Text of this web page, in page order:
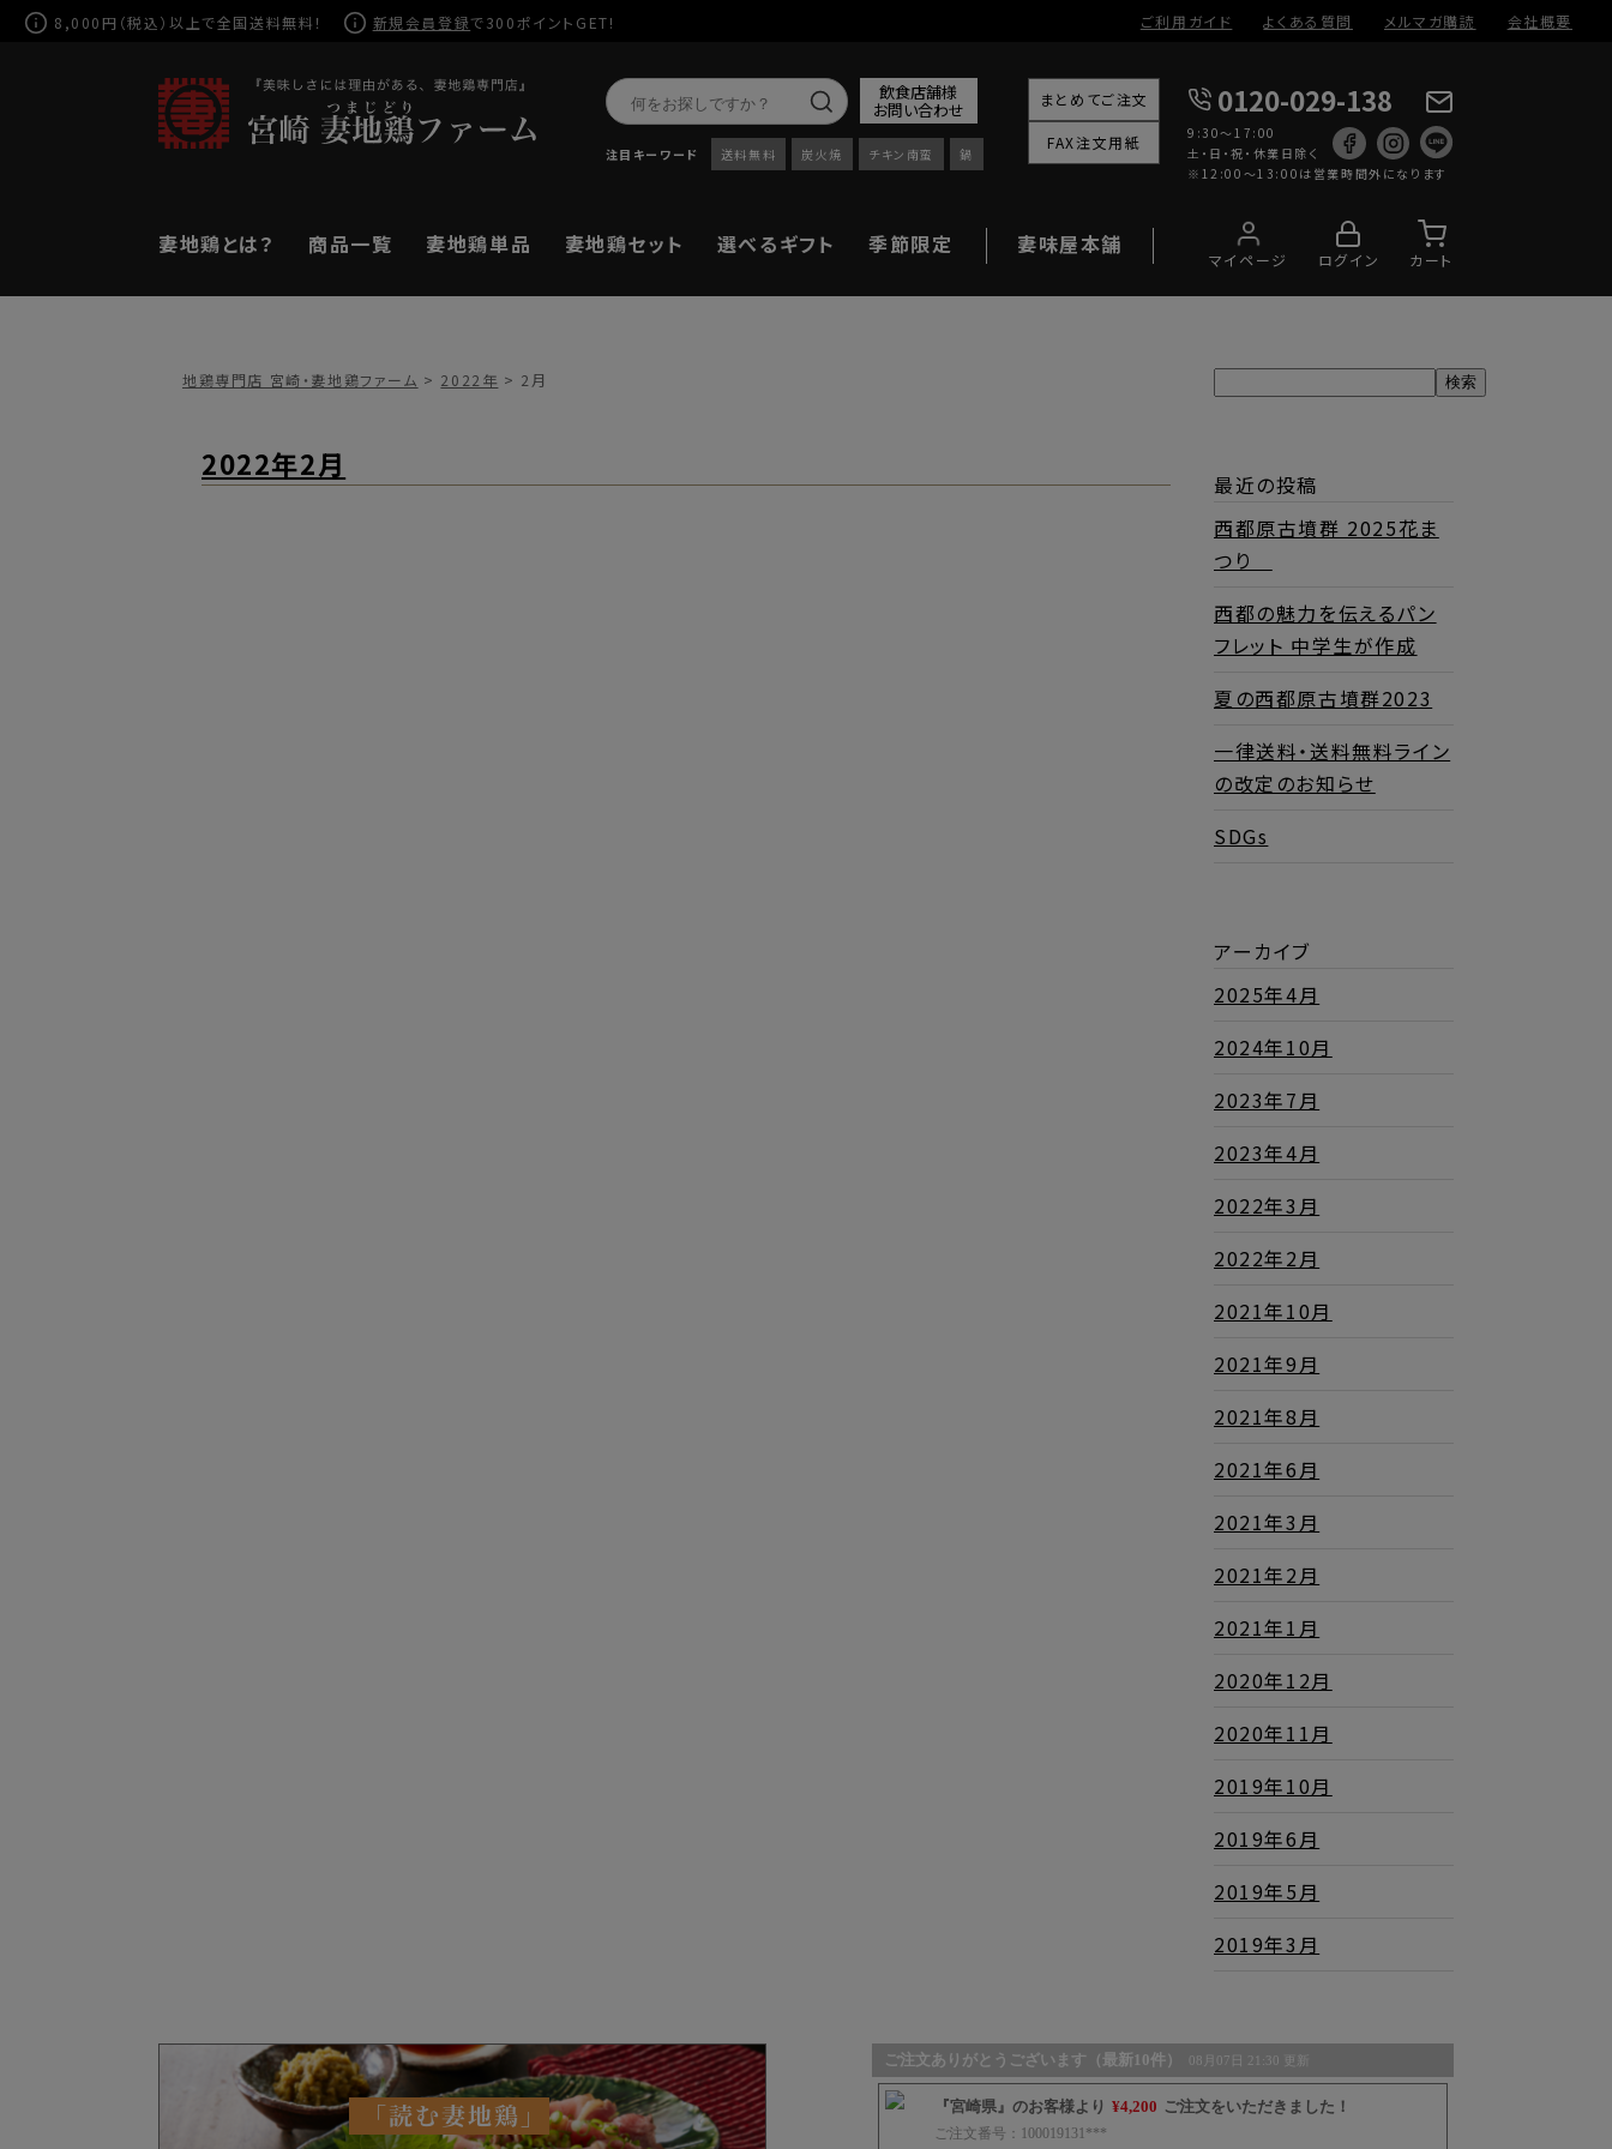
8,000円（税込）以上で全国送料無料！ 新規会員登録で300ポイントGET! ご利用ガイド よくある質問 メルマガ購読 会社概要
飲食店舗様
お問い合わせ
注目キーワード 送料無料 炭火焼 チキン南蛮 鍋
まとめてご注文
FAX注文用紙
0120-029-138
9:30～17:00
土・日・祝・休業日除く
※12:00〜13:00は営業時間外になります
妻地鶏とは？ 商品一覧 妻地鶏単品 妻地鶏セット 選べるギフト 季節限定 妻味屋本舗
マイページ ログイン カート
最近の投稿
西都原古墳群 2025花ま
つり
西都の魅力を伝えるパン
フレット 中学生が作成
夏の西都原古墳群2023
一律送料・送料無料ライン
の改定のお知らせ
SDGs
アーカイブ
2025年4月
2024年10月
2023年7月
2023年4月
2022年3月
2022年2月
2021年10月
2021年9月
2021年8月
2021年6月
2021年3月
2021年2月
2021年1月
2020年12月
2020年11月
2019年10月
2019年6月
2019年5月
2019年3月
地鶏専門店 宮崎・妻地鶏ファーム > 2022年 > 2月
2022年2月